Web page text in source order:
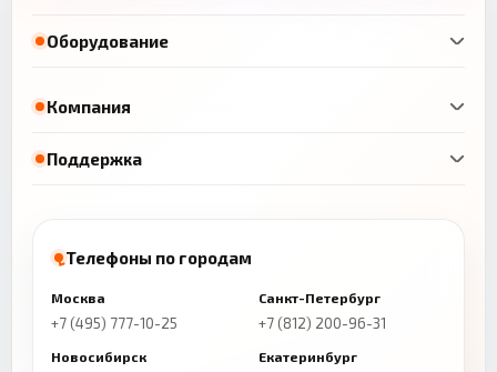
Оборудование
Компания
Поддержка
Телефоны по городам
Москва
+7 (495) 777-10-25
Санкт-Петербург
+7 (812) 200-96-31
Новосибирск Екатеринбург